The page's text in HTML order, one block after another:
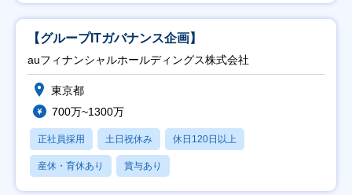
【グループITガバナンス企画】
auフィナンシャルホールディングス株式会社
東京都
700万~1300万
正社員採用 土日祝休み 休日120日以上
産休・育休あり 賞与あり